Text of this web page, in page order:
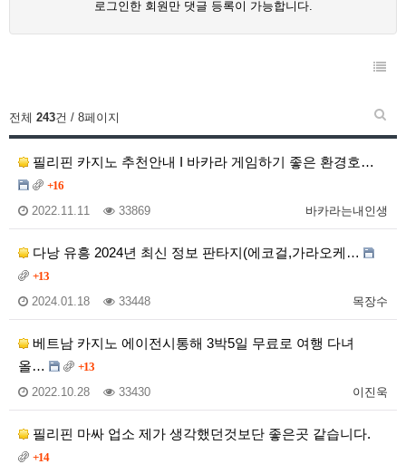
로그인한 회원만 댓글 등록이 가능합니다.
전체 243건 / 8페이지
필리핀 카지노 추천안내 I 바카라 게임하기 좋은 환경호…
+16
바카라는내인생
2022.11.11 33869
다낭 유흥 2024년 최신 정보 판타지(에코걸,가라오케…
+13
목장수
2024.01.18 33448
베트남 카지노 에이전시통해 3박5일 무료로 여행 다녀
올…
+13
이진욱
2022.10.28 33430
필리핀 마싸 업소 제가 생각했던것보단 좋은곳 같습니다.
+14